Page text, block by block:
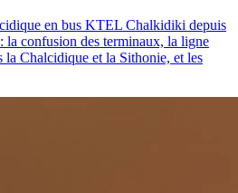
en bus KTEL Chalkidiki depuis
la confusion des terminaux, la ligne
la Chalcidique et la Sithonie, et les